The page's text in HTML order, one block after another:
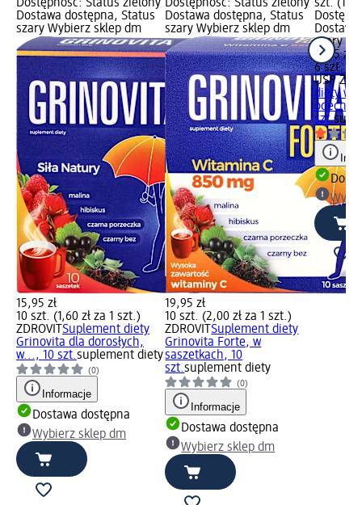
Dostępność: Status zielony
Dostawa dostępna, Status
szary Wybierz sklep dm
15,95 zł
10 szt. (1,60 zł za 1 szt.)
ZDROVIT Suplement diety
Grinovita dla dorosłych,
w..., 10 szt.suplement diety
(0)
Informacje
Dostawa dostępna
Wybierz sklep dm
Dostępność: Status zielony
Dostawa dostępna, Status
szary Wybierz sklep dm
19,95 zł
10 szt. (2,00 zł za 1 szt.)
ZDROVIT Suplement diety
Grinovita Forte, w
saszetkach, 10
szt.suplement diety
(0)
Informacje
Dostawa dostępna
Wybierz sklep dm
szt.
szary
11,95 zł
6 szt.
USP
diety
szt.